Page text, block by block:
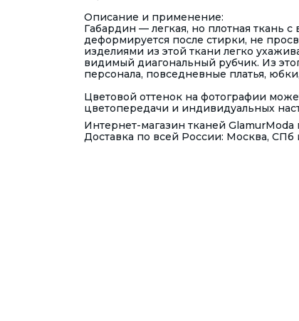
Описание и применение:
Габардин — легкая, но плотная ткань
деформируется после стирки, не
изделиями из этой ткани легко
видимый диагональный рубчик. Из
персонала, повседневные платья,
Цветовой оттенок на фотографии
цветопередачи и индивидуальных
Интернет-магазин тканей
Доставка по всей России: Москва, СПб